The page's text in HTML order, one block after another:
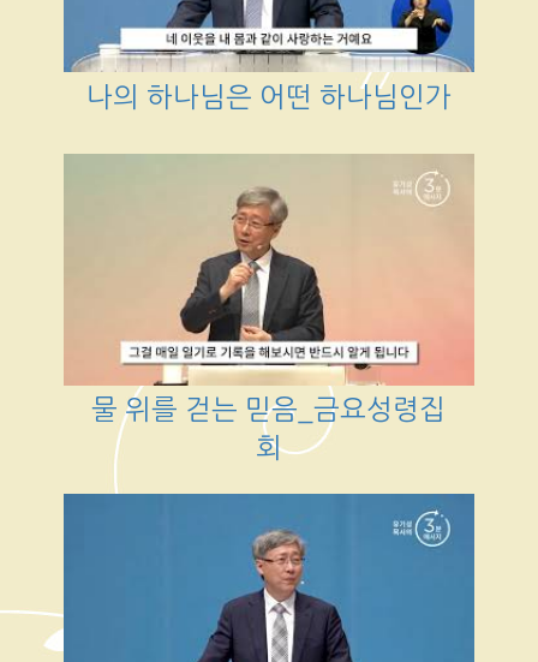
나의 하나님은 어떤 하나님인가
물 위를 걷는 믿음_금요성령집
회